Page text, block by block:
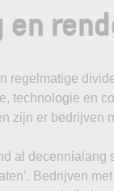
regelmatige
technologie en
zijn er bedrijven
al
Bedrijven